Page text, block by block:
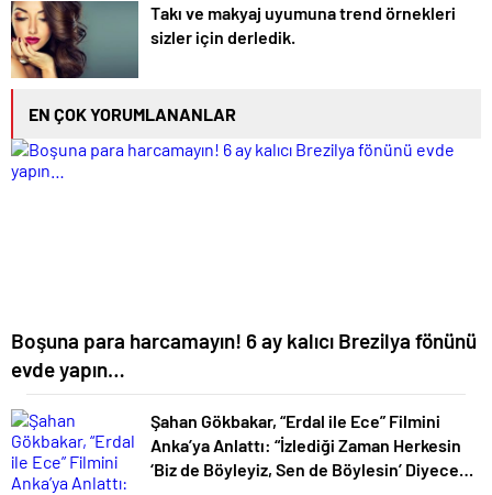
Takı ve makyaj uyumuna trend örnekleri
sizler için derledik.
EN ÇOK YORUMLANANLAR
Boşuna para harcamayın! 6 ay kalıcı Brezilya fönünü
evde yapın…
Şahan Gökbakar, “Erdal ile Ece” Filmini
Anka’ya Anlattı: “İzlediği Zaman Herkesin
‘Biz de Böyleyiz, Sen de Böylesin’ Diyeceği